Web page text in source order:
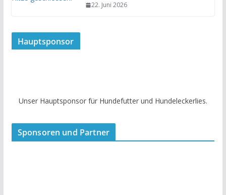
22. Juni 2026
Hauptsponsor
Unser Hauptsponsor für Hundefutter und Hundeleckerlies.
Sponsoren und Partner